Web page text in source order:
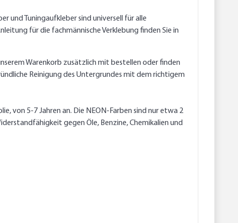
und Tuningaufkleber sind universell für alle
für die fachmännische Verklebung finden Sie in
Warenkorb zusätzlich mit bestellen oder finden
Reinigung des Untergrundes mit dem richtigem
von 5-7 Jahren an. Die NEON-Farben sind nur etwa 2
gegen Öle, Benzine, Chemikalien und